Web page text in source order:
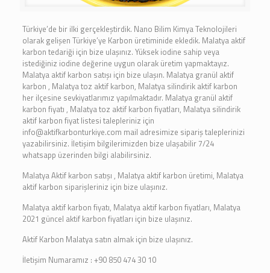
Türkiye’de bir ilki gerçekleştirdik. Nano Bilim Kimya Teknolojileri
olarak gelişen Türkiye’ye Karbon üretiminide ekledik. Malatya aktif
karbon tedariği için bize ulaşınız. Yüksek iodine sahip veya
istediğiniz iodine değerine uygun olarak üretim yapmaktayız.
Malatya aktif karbon satışı için bize ulaşın. Malatya granül aktif
karbon , Malatya toz aktif karbon, Malatya silindirik aktif karbon
her ilçesine sevkiyatlarımız yapılmaktadır. Malatya granül aktif
karbon fiyatı , Malatya toz aktif karbon fiyatları, Malatya silindirik
aktif karbon fiyat listesi talepleriniz için
info@aktifkarbonturkiye.com mail adresimize sipariş taleplerinizi
yazabilirsiniz. İletişim bilgilerimizden bize ulaşabilir 7/24
whatsapp üzerinden bilgi alabilirsiniz.
Malatya Aktif karbon satışı , Malatya aktif karbon üretimi, Malatya
aktif karbon siparişleriniz için bize ulaşınız.
Malatya aktif karbon fiyatı, Malatya aktif karbon fiyatları, Malatya
2021 güncel aktif karbon fiyatları için bize ulaşınız.
Aktif Karbon Malatya satın almak için bize ulaşınız.
İletişim Numaramız : +90 850 474 30 10